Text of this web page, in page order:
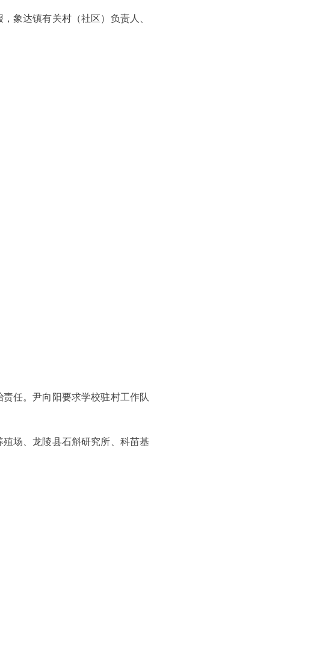
象达镇有关村（社区）负责人、
任。尹向阳要求学校驻村工作队
场、龙陵县石斛研究所、科苗基